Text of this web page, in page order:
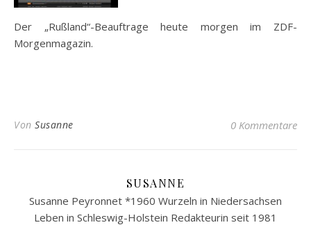
Der „Rußland“-Beauftrage heute morgen im ZDF-
Morgenmagazin.
Von Susanne 0 Kommentare
SUSANNE
Susanne Peyronnet *1960 Wurzeln in Niedersachsen
Leben in Schleswig-Holstein Redakteurin seit 1981